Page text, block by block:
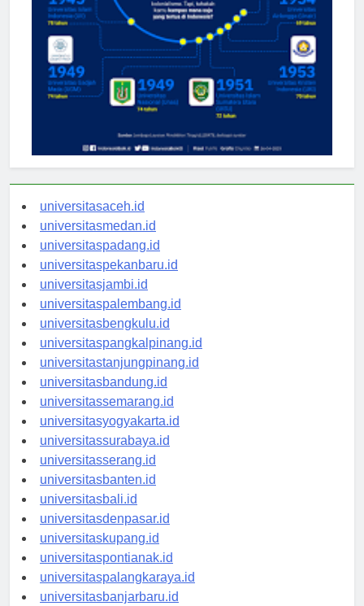
universitasaceh.id
universitasmedan.id
universitaspadang.id
universitaspekanbaru.id
universitasjambi.id
universitaspalembang.id
universitasbengkulu.id
universitaspangkalpinang.id
universitastanjungpinang.id
universitasbandung.id
universitassemarang.id
universitasyogyakarta.id
universitassurabaya.id
universitasserang.id
universitasbanten.id
universitasbali.id
universitasdenpasar.id
universitaskupang.id
universitaspontianak.id
universitaspalangkaraya.id